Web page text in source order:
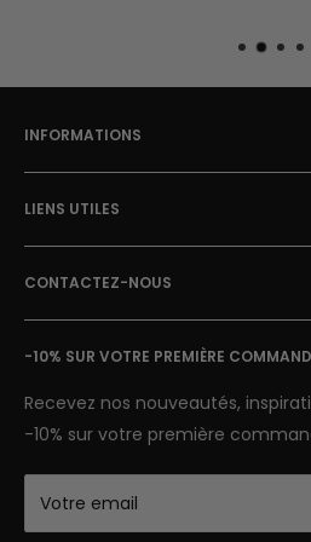
INFORMATIONS
À Propos
Blog Street Art
Politique de Retour
Mentions Légales & CGU
Conditions Générales de Vente
LIENS UTILES
FAQ
Avis clients
Suivi de colis
Nous contacter
CONTACTEZ-NOUS
E-mail: contact@street-art-
7 jours sur 7
Semaine : 9h-18h | Week-end 9h-
-10% SUR VOTRE PREMIÈRE
Recevez nos nouveautés,
-10% sur votre première
Votre email